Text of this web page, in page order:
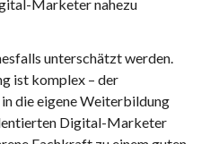
Marketer nahezu
unterschätzt werden.
ist komplex – der
die eigene Weiterbildung
Digital-Marketer